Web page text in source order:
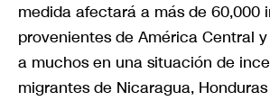
medida afectará a más de 60,000
provenientes de América Central
a muchos en una situación de
migrantes de Nicaragua,